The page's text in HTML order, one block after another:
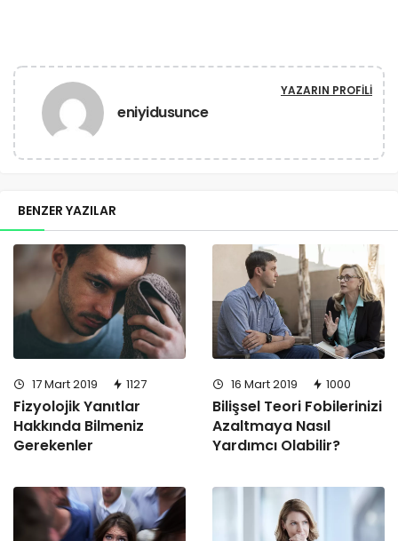
eniyidusunce
YAZARIN PROFILI
BENZER YAZILAR
17 Mart 2019 1127
Fizyolojik Yanıtlar
Hakkında Bilmeniz
Gerekenler
16 Mart 2019 1000
Bilişsel Teori Fobilerinizi
Azaltmaya Nasıl
Yardımcı Olabilir?